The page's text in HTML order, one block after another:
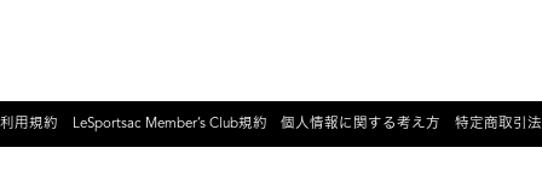
利用規約 LeSportsac Member’s Club規約 個人情報に関する考え方 特定商取引